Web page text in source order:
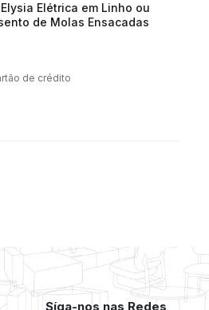
Elétrica em Linho ou
de Molas Ensacadas
de crédito
Síga-nos nas Redes